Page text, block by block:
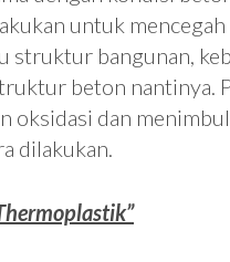
untuk
struktur bangunan,
beton nantinya.
oksidasi dan
dilakukan.